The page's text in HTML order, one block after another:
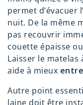
permet d’évacuer
nuit. De la même
pas recouvrir
couette épaisse
Laisser le matelas
aide à mieux
Autre point
laine doit être